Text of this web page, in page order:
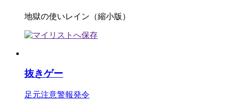
地獄の使いレイン（縮小版）
抜きゲー
足元注意警報発令